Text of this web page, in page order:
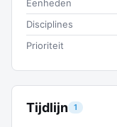
Tijdlijn 1
Eenheden
Disciplines
Prioriteit